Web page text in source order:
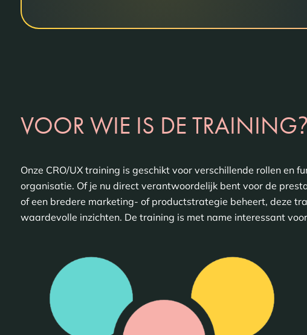
VOOR WIE IS DE TRAINING?
Onze CRO/UX training is geschikt voor verschillende rollen en
organisatie. Of je nu direct verantwoordelijk bent voor de
of een bredere marketing- of productstrategie beheert, deze
waardevolle inzichten. De training is met name interessant